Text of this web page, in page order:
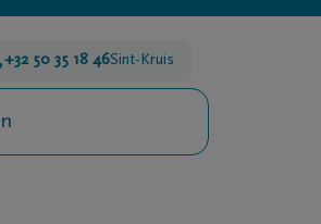
+32 50 35 18 46Sint-Kruis